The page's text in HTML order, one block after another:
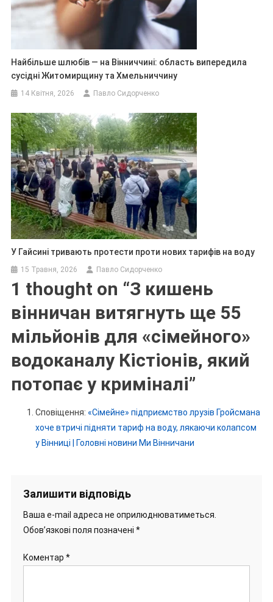
Найбільше шлюбів — на Вінниччині: область випередила
сусідні Житомирщину та Хмельниччину
14 Квітня, 2026 Павло Сидорченко
У Гайсині тривають протести проти нових тарифів на воду
15 Травня, 2026 Павло Сидорченко
1 thought on “З кишень
вінничан витягнуть ще 55
мільйонів для «сімейного»
водоканалу Кістіонів, який
потопає у криміналі”
Сповіщення: «Сімейне» підприємство лрузів Гройсмана
хоче втричі підняти тариф на воду, лякаючи колапсом
у Вінниці | Головні новини Ми Вінничани
Залишити відповідь
Ваша e-mail адреса не оприлюднюватиметься.
Обов’язкові поля позначені *
Коментар *